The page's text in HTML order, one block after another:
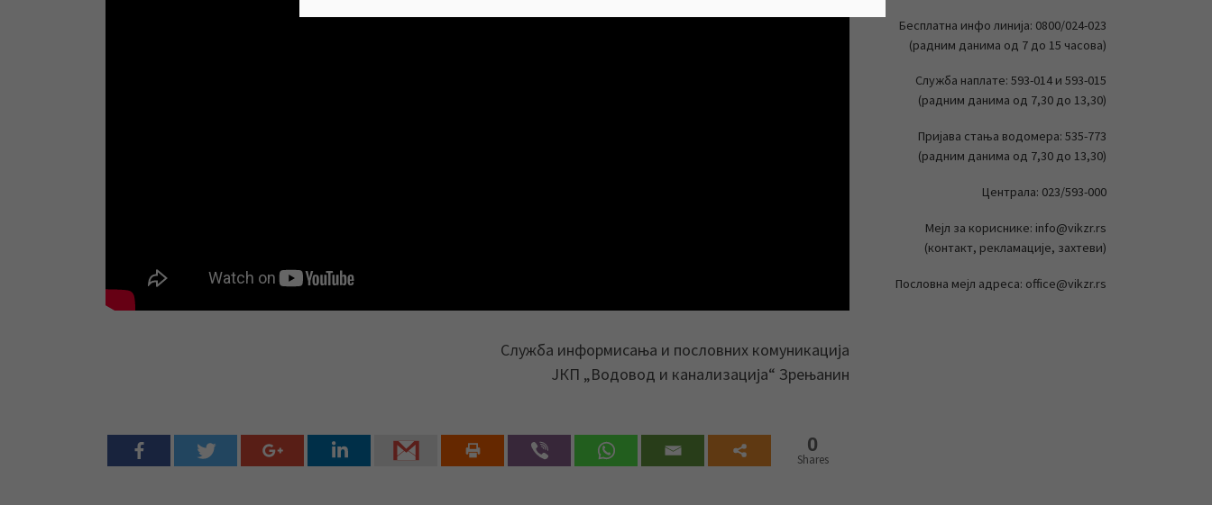
Служба информисања и пословних комуникација
ЈКП „Водовод и канализација“ Зрењанин
0
Shares
Бесплатна инфо линија: 0800/024-023
(радним данима од 7 до 15 часова)
Служба наплате: 593-014 и 593-015
(радним данима од 7,30 до 13,30)
Пријава стања водомера: 535-773
(радним данима од 7,30 до 13,30)
Централа: 023/593-000
Мејл за кориснике: info@vikzr.rs
(контакт, рекламације, захтеви)
Пословна мејл адреса: office@vikzr.rs